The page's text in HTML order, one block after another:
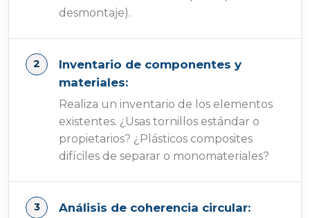
desmontaje).
Inventario de componentes y
materiales:
Realiza un inventario de los elementos
existentes. ¿Usas tornillos estándar o
propietarios? ¿Plásticos composites
difíciles de separar o monomateriales?
Análisis de coherencia circular: